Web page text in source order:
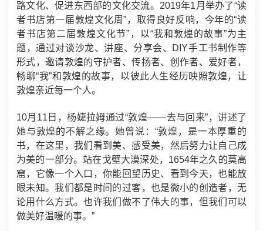
路文化、促进东西部的文化交流。2019年1月举办了“读
者书店第一届敦煌文化周”，取得良好反响，今年的“读
者书店第二届敦煌文化节”，以“我和敦煌的故事”为主
题，通过对谈沙龙、讲座、分享会、DIY手工书制作等
形式，邀请敦煌的守护者、传扬者、创作者、爱好者，
畅聊“我”和敦煌的故事，以彼此人生经历映照敦煌，让
敦煌亲近每一个人。
10月11日，杨婕拉姆通过“敦煌——去与回来”，讲述了
她与敦煌的不解之缘。她曾说：“敦煌，是一本厚重的
书，在这里，我们看到美、感受美，然后努力让自己成
为美的一部分。站在戈壁大漠深处，1654年之久的莫高
窟，它像一个入口，你能回望历史、看到今天，也能放
眼未知。我们都是时间的过客，也是微小的创造者，无
论用什么方式。也许我们做不了伟大的事，但我们可以
做美好温暖的事。”